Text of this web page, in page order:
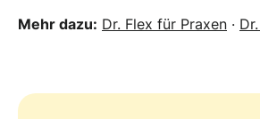
Mehr dazu: Dr. Flex für Praxen ·